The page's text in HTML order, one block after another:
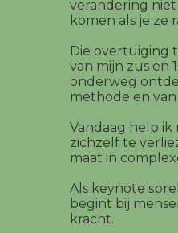
verandering
komen als je ze
Die overtuiging
van mijn zus en
onderweg
methode en
Vandaag help ik
zichzelf te
maat in
Als keynote
begint bij
kracht.